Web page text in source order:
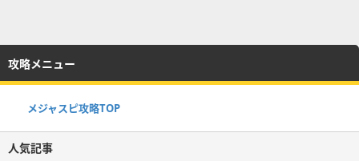
攻略メニュー
メジャスピ攻略TOP
人気記事